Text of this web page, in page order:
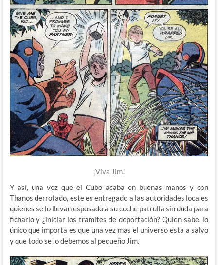
¡Viva Jim!
Y así, una vez que el Cubo acaba en buenas manos y con
Thanos derrotado, este es entregado a las autoridades locales
quienes se lo llevan esposado a su coche patrulla sin duda para
ficharlo y ¿iniciar los tramites de deportación? Quien sabe, lo
único que importa es que una vez mas el universo esta a salvo
y que todo se lo debemos al pequeño Jim.